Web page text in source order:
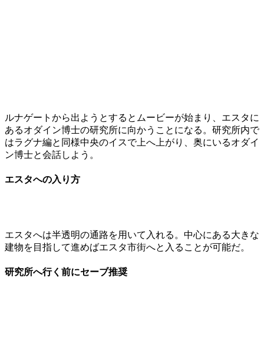
ルナゲートから出ようとするとムービーが始まり、エスタに
あるオダイン博士の研究所に向かうことになる。研究所内で
はラグナ編と同様中央のイスで上へ上がり、奥にいるオダイ
ン博士と会話しよう。
エスタへの入り方
エスタへは半透明の通路を用いて入れる。中心にある大きな
建物を目指して進めばエスタ市街へと入ることが可能だ。
研究所へ行く前にセーブ推奨